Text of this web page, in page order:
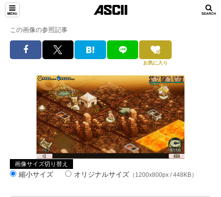
この画像の参照記事
お気に入り
画像サイズ切り替え
縮小サイズ オリジナルサイズ （1200x800px / 448KB）